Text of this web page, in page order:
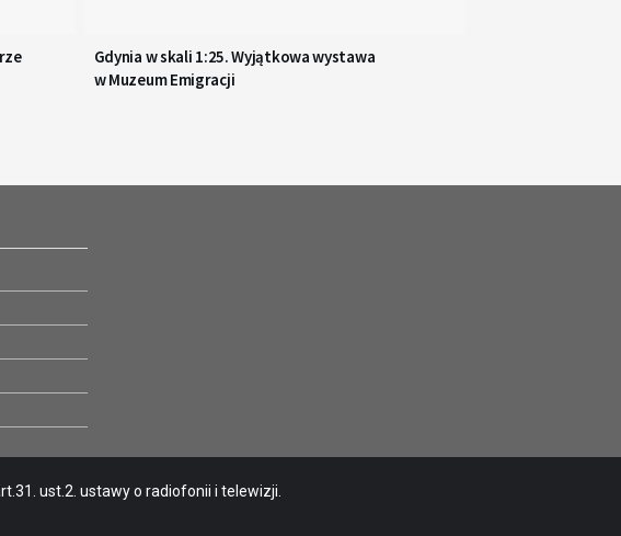
Gdynia w skali 1:25. Wyjątkowa wystawa
w Muzeum Emigracji
ust.2. ustawy o radiofonii i telewizji.